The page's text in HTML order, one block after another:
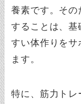
養素です。その
することは、基
すい体作りをサ
ます。
特に、筋力トレ